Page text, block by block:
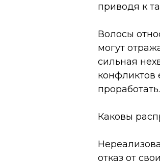
приводя к
Волосы
могут
сильная
конфликтов
проработать.
Каковы
отказ от